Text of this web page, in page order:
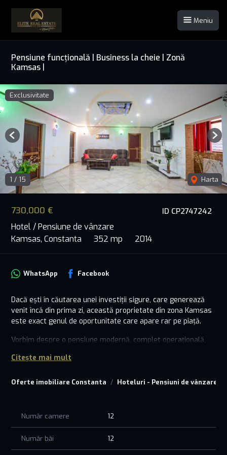
Meniu
Pensiune funcțională | Business la cheie | Zonă
Kamsas |
ID CP2747242
730,000 €
Hotel / Pensiune de vânzare
Kamsas, Constanta
352 mp 2014
Exclusivitate
1 / 15 Harta
Previous
Oferte imobiliare Constanta Hoteluri - Pensiuni de vânzare
WhatsApp Facebook
Dacă ești în căutarea unei investiții sigure, care generează
venit încă din prima zi, această proprietate din zona Kamsas
este exact genul de oportunitate care apare rar pe piață.
Vorbim despre o pensiune modernă, complet operațională,
flux constant de turiști. Practic, preiei un business care
câteva minute de plajă – un echilibru ideal între oraș și zona
Proprietatea este construită pe un teren de 500 mp și
dispune de 13 camere, fiecare cu baie proprie, gândite pentru
Citește mai mult
Număr camere 12
Număr băi 12